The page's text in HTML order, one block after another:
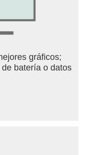
nuevos estilos
y motivos
gráficos;
batería o datos